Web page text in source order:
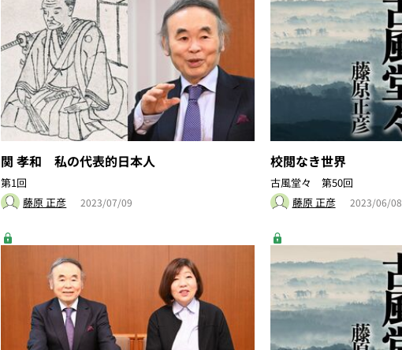
関 孝和 私の代表的日本人
第1回
藤原 正彦
2023/07/09
校閲なき世界
古風堂々 第50回
藤原 正彦
2023/06/08